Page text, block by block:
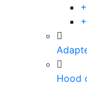
Hood